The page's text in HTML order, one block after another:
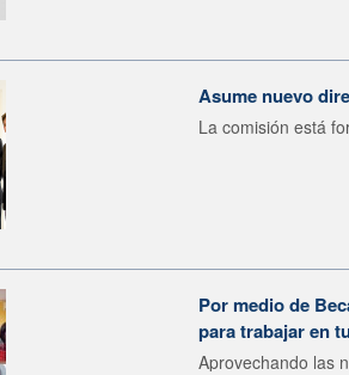
Asume nuevo
La comisión está
Por medio de
para trabajar en
Aprovechando las